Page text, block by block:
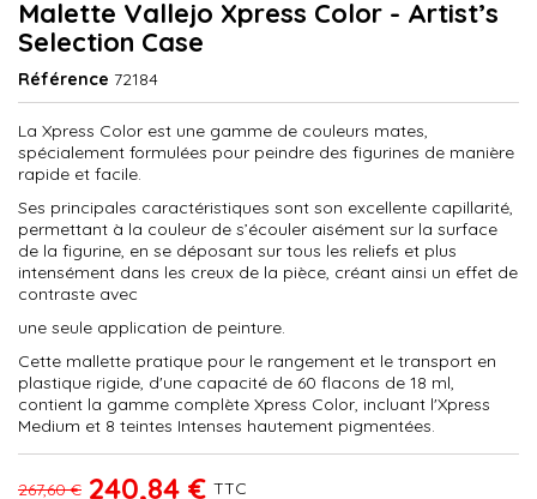
Malette Vallejo Xpress Color - Artist’s
Selection Case
Référence 72184
La Xpress Color est une gamme de couleurs mates,
spécialement formulées pour peindre des figurines de manière
rapide et facile.
Ses principales caractéristiques sont son excellente capillarité,
permettant à la couleur de s’écouler aisément sur la surface
de la figurine, en se déposant sur tous les reliefs et plus
intensément dans les creux de la pièce, créant ainsi un effet de
contraste avec
une seule application de peinture.
Cette mallette pratique pour le rangement et le transport en
plastique rigide, d'une capacité de 60 flacons de 18 ml,
contient la gamme complète Xpress Color, incluant l'Xpress
Medium et 8 teintes Intenses hautement pigmentées.
267,60 € 240,84 € TTC